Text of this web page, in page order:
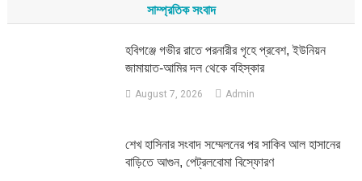
সাম্প্রতিক সংবাদ
হবিগঞ্জে গভীর রাতে পরনারীর গৃহে প্রবেশ, ইউনিয়ন
জামায়াত-আমির দল থেকে বহিস্কার
August 7, 2026 Admin
শেখ হাসিনার সংবাদ সম্মেলনের পর সাকিব আল হাসানের
বাড়িতে আগুন, পেট্রলবোমা বিস্ফোরণ